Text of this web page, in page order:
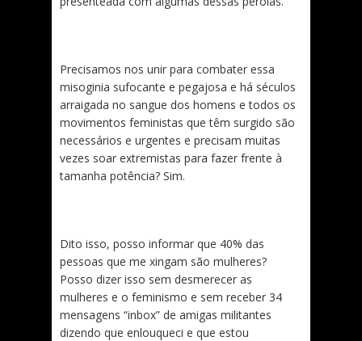
Precisamos nos unir para combater essa
misoginia sufocante e pegajosa e há séculos
arraigada no sangue dos homens e todos os
movimentos feministas que têm surgido são
necessários e urgentes e precisam muitas
vezes soar extremistas para fazer frente à
tamanha potência? Sim.
Dito isso, posso informar que 40% das
pessoas que me xingam são mulheres?
Posso dizer isso sem desmerecer as
mulheres e o feminismo e sem receber 34
mensagens “inbox” de amigas militantes
dizendo que enlouqueci e que estou